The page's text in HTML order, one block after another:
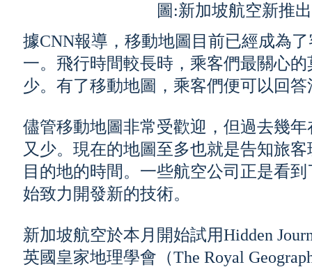
圖:新加坡航空新推
據CNN報導，移動地圖目前已經成為
一。飛行時間較長時，乘客們最關心
少。有了移動地圖，乘客們便可以回
儘管移動地圖非常受歡迎，但過去幾
又少。現在的地圖至多也就是告知旅
目的地的時間。一些航空公司正是看
始致力開發新的技術。
新加坡航空於本月開始試用Hidden
英國皇家地理學會（The Royal